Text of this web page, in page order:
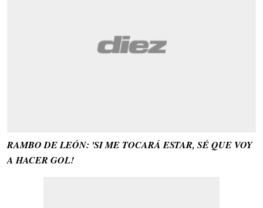
RAMBO DE LEÓN: 'SI ME TOCARÁ ESTAR, SÉ QUE VOY
A HACER GOL!